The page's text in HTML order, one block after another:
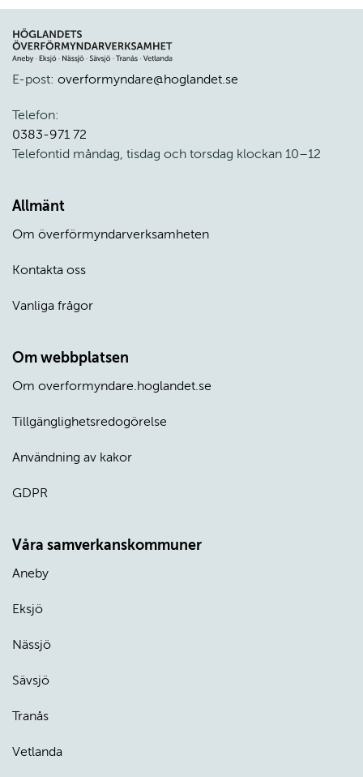
E-post: overformyndare@hoglandet.se
Telefon:
0383-971 72
Telefontid måndag, tisdag och torsdag klockan 10–12
Allmänt
Om överförmyndarverksamheten
Kontakta oss
Vanliga frågor
Om webbplatsen
Om overformyndare.hoglandet.se
Tillgänglighetsredogörelse
Användning av kakor
GDPR
Våra samverkanskommuner
Aneby
Eksjö
Nässjö
Sävsjö
Tranås
Vetlanda